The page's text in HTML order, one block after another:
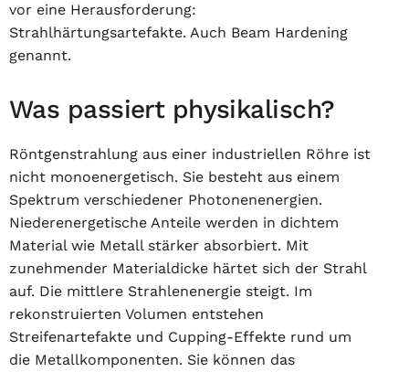
vor eine Herausforderung:
Strahlhärtungsartefakte. Auch Beam Hardening
genannt.
Was passiert physikalisch?
Röntgenstrahlung aus einer industriellen Röhre ist
nicht monoenergetisch. Sie besteht aus einem
Spektrum verschiedener Photonenenergien.
Niederenergetische Anteile werden in dichtem
Material wie Metall stärker absorbiert. Mit
zunehmender Materialdicke härtet sich der Strahl
auf. Die mittlere Strahlenenergie steigt. Im
rekonstruierten Volumen entstehen
Streifenartefakte und Cupping-Effekte rund um
die Metallkomponenten. Sie können das